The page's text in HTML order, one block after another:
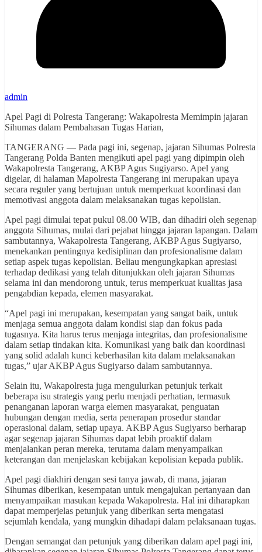
admin
Apel Pagi di Polresta Tangerang: Wakapolresta Memimpin jajaran
Sihumas dalam Pembahasan Tugas Harian,
TANGERANG — Pada pagi ini, segenap, jajaran Sihumas Polresta
Tangerang Polda Banten mengikuti apel pagi yang dipimpin oleh
Wakapolresta Tangerang, AKBP Agus Sugiyarso. Apel yang
digelar, di halaman Mapolresta Tangerang ini merupakan upaya
secara reguler yang bertujuan untuk memperkuat koordinasi dan
memotivasi anggota dalam melaksanakan tugas kepolisian.
Apel pagi dimulai tepat pukul 08.00 WIB, dan dihadiri oleh segenap
anggota Sihumas, mulai dari pejabat hingga jajaran lapangan. Dalam
sambutannya, Wakapolresta Tangerang, AKBP Agus Sugiyarso,
menekankan pentingnya kedisiplinan dan profesionalisme dalam
setiap aspek tugas kepolisian. Beliau mengungkapkan apresiasi
terhadap dedikasi yang telah ditunjukkan oleh jajaran Sihumas
selama ini dan mendorong untuk, terus memperkuat kualitas jasa
pengabdian kepada, elemen masyarakat.
“Apel pagi ini merupakan, kesempatan yang sangat baik, untuk
menjaga semua anggota dalam kondisi siap dan fokus pada
tugasnya. Kita harus terus menjaga integritas, dan profesionalisme
dalam setiap tindakan kita. Komunikasi yang baik dan koordinasi
yang solid adalah kunci keberhasilan kita dalam melaksanakan
tugas,” ujar AKBP Agus Sugiyarso dalam sambutannya.
Selain itu, Wakapolresta juga mengulurkan petunjuk terkait
beberapa isu strategis yang perlu menjadi perhatian, termasuk
penanganan laporan warga elemen masyarakat, penguatan
hubungan dengan media, serta penerapan prosedur standar
operasional dalam, setiap upaya. AKBP Agus Sugiyarso berharap
agar segenap jajaran Sihumas dapat lebih proaktif dalam
menjalankan peran mereka, terutama dalam menyampaikan
keterangan dan menjelaskan kebijakan kepolisian kepada publik.
Apel pagi diakhiri dengan sesi tanya jawab, di mana, jajaran
Sihumas diberikan, kesempatan untuk mengajukan pertanyaan dan
menyampaikan masukan kepada Wakapolresta. Hal ini diharapkan
dapat memperjelas petunjuk yang diberikan serta mengatasi
sejumlah kendala, yang mungkin dihadapi dalam pelaksanaan tugas.
Dengan semangat dan petunjuk yang diberikan dalam apel pagi ini,